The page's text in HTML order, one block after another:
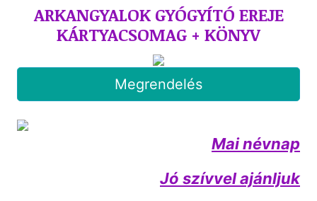
ARKANGYALOK GYÓGYÍTÓ EREJE
KÁRTYACSOMAG + KÖNYV
Megrendelés
Mai névnap
Jó szívvel ajánljuk